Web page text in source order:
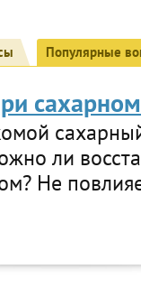
Популярные
ли
Не